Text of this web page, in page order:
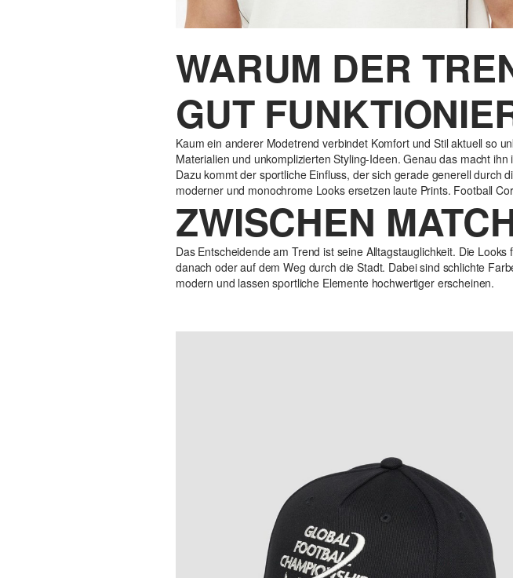
WARUM DER
GUT
Kaum ein anderer Modetrend verbindet Komfort und Stil aktuell so
Materialien und unkomplizierten Styling-Ideen. Genau das macht ihn
Dazu kommt der sportliche Einfluss, der sich gerade generell durch
moderner und monochrome Looks ersetzen laute Prints. Football
ZWISCHEN
Das Entscheidende am Trend ist seine Alltagstauglichkeit. Die
danach oder auf dem Weg durch die Stadt. Dabei sind schlichte
modern und lassen sportliche Elemente hochwertiger erscheinen.